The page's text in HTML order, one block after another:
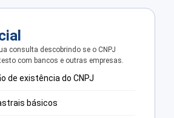
consulta descobrindo se o CNPJ
com bancos e outras empresas.
de existência do CNPJ
básicos